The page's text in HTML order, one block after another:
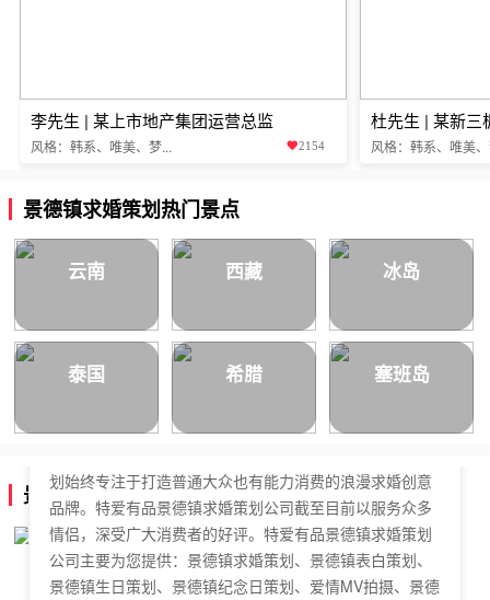
李先生 | 某上市地产集团运营总监
风格：韩系、唯美、梦... 2154
杜先生 | 某新三
风格：韩系、唯美
景德镇求婚策划热门景点
云南 西藏 冰岛
泰国 希腊 塞班岛
景德镇求婚策划公司简介
特爱有品景德镇求婚策划公司，于2018年正式成立，是国
划始终专注于打造普通大众也有能力消费的浪漫求婚创意
品牌。特爱有品景德镇求婚策划公司截至目前以服务众多
情侣，深受广大消费者的好评。特爱有品景德镇求婚策划
公司主要为您提供：景德镇求婚策划、景德镇表白策划、
景德镇生日策划、景德镇纪念日策划、爱情MV拍摄、景德